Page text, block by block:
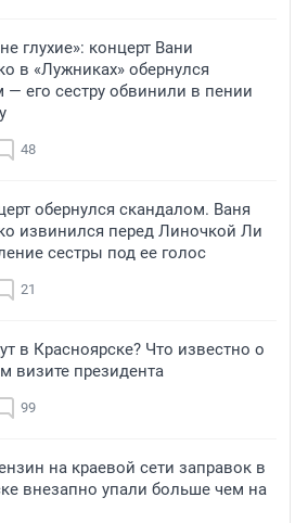
глухие»: концерт Вани
в «Лужниках» обернулся
— его сестру обвинили в пении
48
обернулся скандалом. Ваня
извинился перед Линочкой Ли
сестры под ее голос
21
в Красноярске? Что известно о
визите президента
99
на краевой сети заправок в
внезапно упали больше чем на